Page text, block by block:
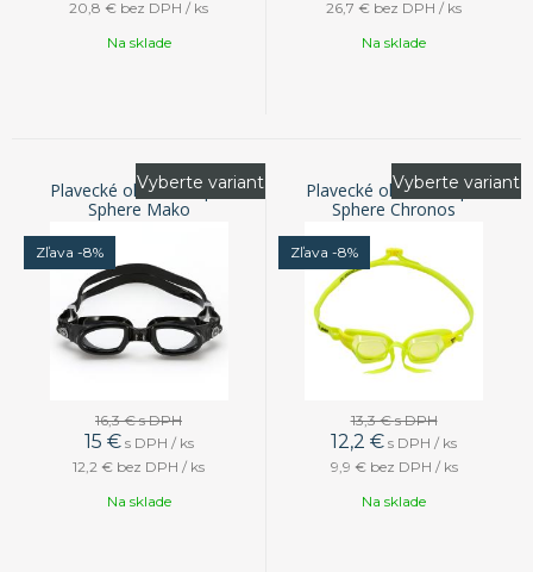
20,8 € bez DPH / ks
Na sklade
26,7 € bez DPH / ks
Na sklade
Plavecké okuliare Aqua
Sphere Mako
Zľava -8%
16,3 €s DPH
15 € s DPH / ks
12,2 € bez DPH / ks
Vyberte variant
Na sklade
Plavecké okuliare Aqua
Sphere Chronos
Zľava -8%
13,3 €s DPH
12,2 € s DPH / ks
9,9 € bez DPH / ks
Vyberte variant
Na sklade